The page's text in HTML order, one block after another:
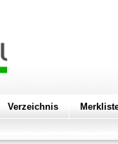
Verzeichnis